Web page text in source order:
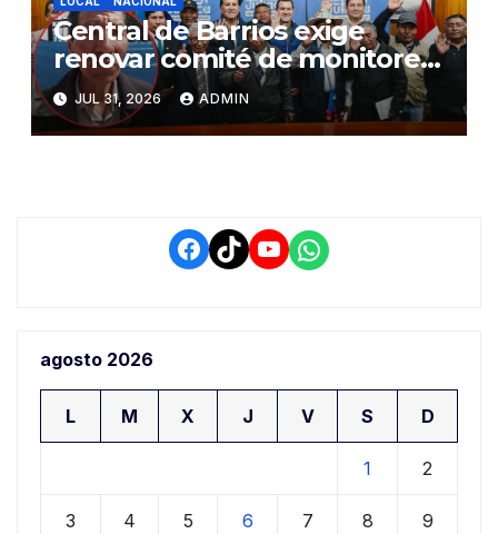
Central de Barrios exige
renovar comité de monitoreo
del PIAA por presuntos
conflictos de interés y
retrasos
JUL 31, 2026 ADMIN
Facebook
TikTokYouTube
WhatsApp
agosto 2026
L M X J V S D
1 2
3 4 5 6 7 8 9